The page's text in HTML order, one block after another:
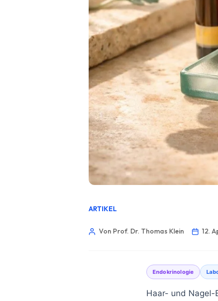
ARTIKEL
Von Prof. Dr. Thomas Klein 12.
Endokrinologie
Haar- und Nagel-